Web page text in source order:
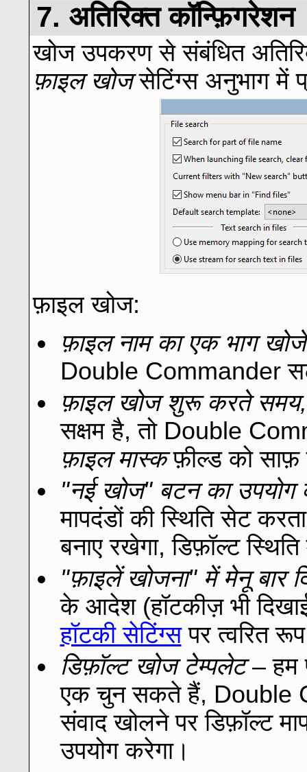
7. अतिरिक्त कॉन्फ़िगरेशन
खोज उपकरण से संबंधित
फ़ाइल खोजसेटिंग्स अनुभाग में
फ़ाइल खोज:
फ़ाइल नाम का एक भाग खोजें
Double Commander
फ़ाइल खोज शुरू करते समय,
सक्षम है, तो Double
फ़ाइल मास्कफ़ील्ड को साफ़
"नई खोज" बटन का उपयोग
मापदंडों की स्थिति सेट
बनाए रखेगा, डिफ़ॉल्ट
"फ़ाइलें खोजना" में मेनू बार
के आदेश (हॉटकीज़ भी
हॉटकी सेटिंग्सपर त्वरित
डिफ़ॉल्ट खोज टेम्पलेट– हम
एक चुन सकते हैं, Double
संवाद खोलने पर डिफ़ॉल्ट
उपयोग करेगा।